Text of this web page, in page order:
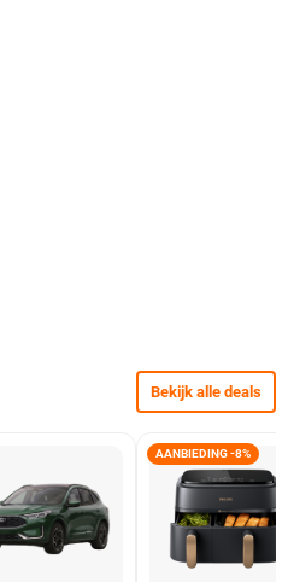
Bekijk alle deals
AANBIEDING -8%